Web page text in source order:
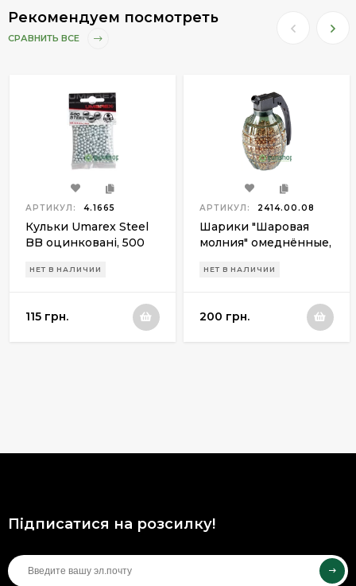
Рекомендуем посмотреть
СРАВНИТЬ ВСЕ
АРТИКУЛ: 4.1665
Кульки Umarex Steel
BB оцинковані, 500
НЕТ В НАЛИЧИИ
115 грн.
АРТИКУЛ: 2414.00.08
Шарики "Шаровая
молния" омеднённые,
НЕТ В НАЛИЧИИ
200 грн.
Підписатися на розсилку!